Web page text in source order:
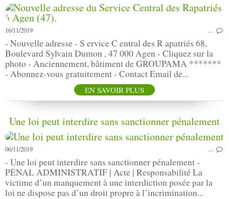
16/11/2019 …
- Nouvelle adresse - S ervice C entral des R apatriés 68,
Boulevard Sylvain Dumon , 47 000 Agen - Cliquez sur la
photo - Anciennement, bâtiment de GROUPAMA *******
- Abonnez-vous gratuitement - Contact Email de...
EN SAVOIR PLUS
Une loi peut interdire sans sanctionner pénalement
06/11/2019 …
- Une loi peut interdire sans sanctionner pénalement -
PÉNAL ADMINISTRATIF | Acte | Responsabilité La
victime d’un manquement à une interdiction posée par la
loi ne dispose pas d’un droit propre à l’incrimination...